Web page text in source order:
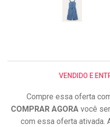
VENDIDO E
Compre essa oferta
COMPRAR AGORAvocê
com essa oferta ativada.